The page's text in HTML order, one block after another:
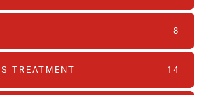
8
TREATMENT‎ 14